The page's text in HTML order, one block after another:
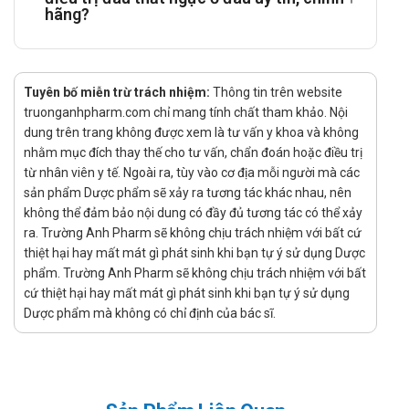
3 lần/ngày.
Hội chứng Raynaud: 10-20mg x 3lần/ngày.
Liều tối đa 60mg/ngày.
Giảm liều dùng ở bệnh nhân bị suy chức năng gan.
Thời gian điều trị được khuyến cáo
Tùy vào đối tượng, độ tuổi, tình trạng bệnh mà có thời gian
điều trị khác nhau. Tham khảo bác sĩ về thời gian điều trị.
Không sử dụng trong trường hợp nào?
Sốc do tim.
Hẹp động mạch chủ nặng.
Đau thắt ngực không ổn định.
hãng?
Tuyên bố miễn trừ trách nhiệm: Thông tin trên website
truonganhpharm.com chỉ mang tính chất tham khảo. Nội
dung trên trang không được xem là tư vấn y khoa và không
nhằm mục đích thay thế cho tư vấn, chẩn đoán hoặc điều trị
từ nhân viên y tế. Ngoài ra, tùy vào cơ địa mỗi người mà các
sản phẩm Dược phẩm sẽ xảy ra tương tác khác nhau, nên
không thể đảm bảo nội dung có đầy đủ tương tác có thể xảy
ra. Trường Anh Pharm sẽ không chịu trách nhiệm với bất cứ
thiệt hại hay mất mát gì phát sinh khi bạn tự ý sử dụng Dược
phẩm. Trường Anh Pharm sẽ không chịu trách nhiệm với bất
cứ thiệt hại hay mất mát gì phát sinh khi bạn tự ý sử dụng
Dược phẩm mà không có chỉ định của bác sĩ.